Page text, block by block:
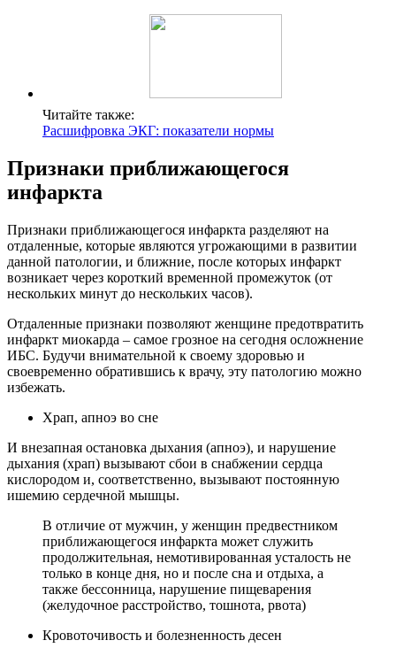
Читайте также:
Расшифровка ЭКГ: показатели нормы
Признаки приближающегося
инфаркта
Признаки приближающегося инфаркта разделяют на
отдаленные, которые являются угрожающими в развитии
данной патологии, и ближние, после которых инфаркт
возникает через короткий временной промежуток (от
нескольких минут до нескольких часов).
Отдаленные признаки позволяют женщине предотвратить
инфаркт миокарда – самое грозное на сегодня осложнение
ИБС. Будучи внимательной к своему здоровью и
своевременно обратившись к врачу, эту патологию можно
избежать.
Храп, апноэ во сне
И внезапная остановка дыхания (апноэ), и нарушение
дыхания (храп) вызывают сбои в снабжении сердца
кислородом и, соответственно, вызывают постоянную
ишемию сердечной мышцы.
В отличие от мужчин, у женщин предвестником
приближающегося инфаркта может служить
продолжительная, немотивированная усталость не
только в конце дня, но и после сна и отдыха, а
также бессонница, нарушение пищеварения
(желудочное расстройство, тошнота, рвота)
Кровоточивость и болезненность десен